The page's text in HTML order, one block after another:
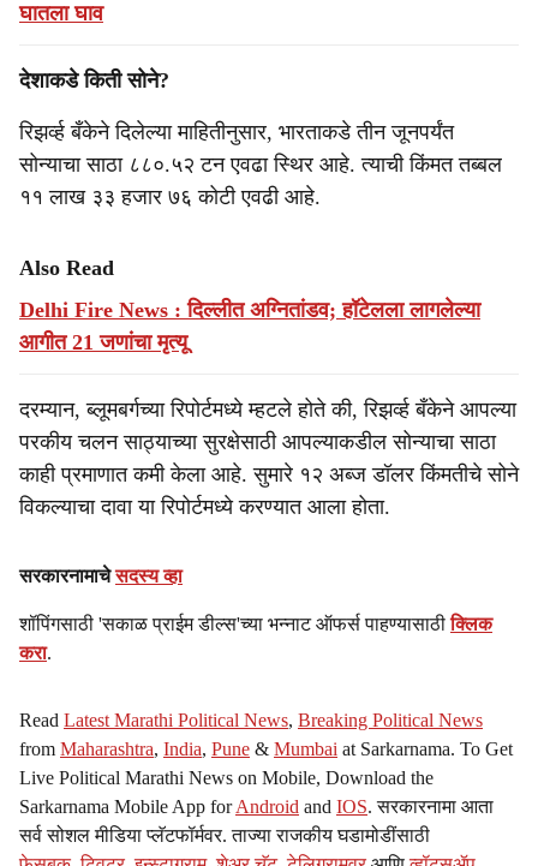
घातला घाव
देशाकडे किती सोने?
रिझर्व्ह बँकेने दिलेल्या माहितीनुसार, भारताकडे तीन जूनपर्यंत
सोन्याचा साठा ८८०.५२ टन एवढा स्थिर आहे. त्याची किंमत तब्बल
११ लाख ३३ हजार ७६ कोटी एवढी आहे.
Also Read
Delhi Fire News : दिल्लीत अग्नितांडव; हॉटेलला लागलेल्या
आगीत 21 जणांचा मृत्यू
दरम्यान, ब्लूमबर्गच्या रिपोर्टमध्ये म्हटले होते की, रिझर्व्ह बँकेने आपल्या
परकीय चलन साठ्याच्या सुरक्षेसाठी आपल्याकडील सोन्याचा साठा
काही प्रमाणात कमी केला आहे. सुमारे १२ अब्ज डॉलर किंमतीचे सोने
विकल्याचा दावा या रिपोर्टमध्ये करण्यात आला होता.
सरकारनामाचेसदस्य व्हा
शॉपिंगसाठी 'सकाळ प्राईम डील्स'च्या भन्नाट ऑफर्स पाहण्यासाठीक्लिक
करा.
Read Latest Marathi Political News, Breaking Political News
from Maharashtra, India, Pune & Mumbai at Sarkarnama. To Get
Live Political Marathi News on Mobile, Download the
Sarkarnama Mobile App forAndroid and IOS. सरकारनामा आता
सर्व सोशल मीडिया प्लॅटफॉर्मवर. ताज्या राजकीय घडामोडींसाठी